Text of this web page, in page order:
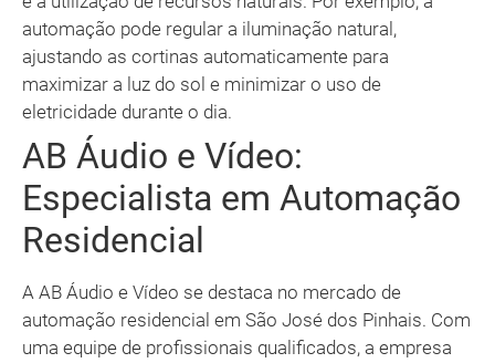
automação pode regular a iluminação natural,
ajustando as cortinas automaticamente para
maximizar a luz do sol e minimizar o uso de
eletricidade durante o dia.
AB Áudio e Vídeo:
Especialista em Automação
Residencial
A AB Áudio e Vídeo se destaca no mercado de
automação residencial em São José dos Pinhais. Com
uma equipe de profissionais qualificados, a empresa